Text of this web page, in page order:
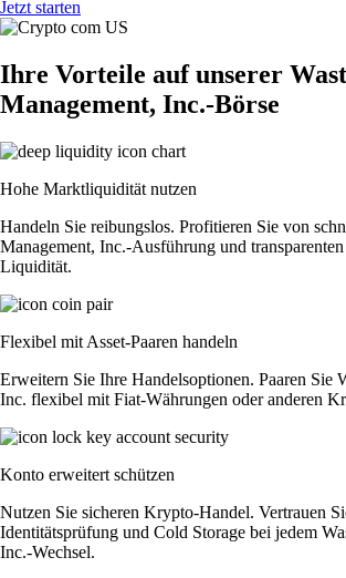
Jetzt starten
Ihre Vorteile auf unserer
Management, Inc.-Börse
Hohe Marktliquidität nutzen
Handeln Sie reibungslos. Profitieren Sie von
Management, Inc.-Ausführung und
Liquidität.
Flexibel mit Asset-Paaren handeln
Erweitern Sie Ihre Handelsoptionen. Paaren Sie
Inc. flexibel mit Fiat-Währungen oder anderen
Konto erweitert schützen
Nutzen Sie sicheren Krypto-Handel. Vertrauen
Identitätsprüfung und Cold Storage bei jedem
Inc.-Wechsel.